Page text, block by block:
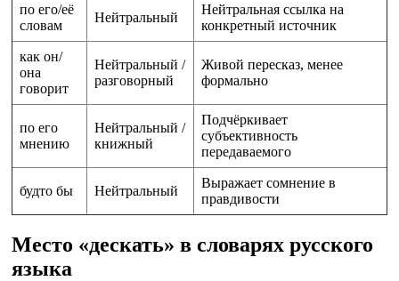
по его/её
словам
Нейтральный
Нейтральная ссылка на
конкретный источник
как он/
она
говорит
Нейтральный /
разговорный
Живой пересказ, менее
формально
по его
мнению
Нейтральный /
книжный
Подчёркивает
субъективность
передаваемого
будто бы Нейтральный
Выражает сомнение в
правдивости
Место «дескать» в словарях русского
языка